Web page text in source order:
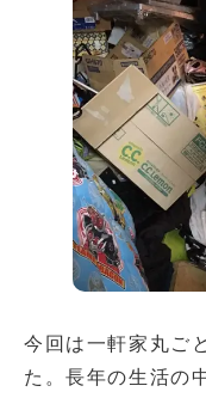
今回は一軒家丸ご
た。長年の生活の